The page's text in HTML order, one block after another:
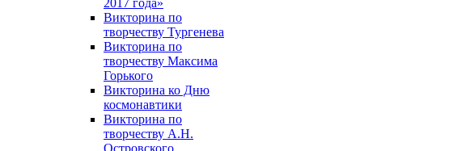
2017 года»
Викторина по
творчеству Тургенева
Викторина по
творчеству Максима
Горького
Викторина ко Дню
космонавтики
Викторина по
творчеству А.Н.
Островского